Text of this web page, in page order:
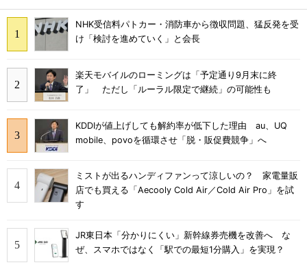
NHK受信料パトカー・消防車から徴収問題、猛反発を受
け「検討を進めていく」と会長
楽天モバイルのローミングは「予定通り9月末に終
了」 ただし「ルーラル限定で継続」の可能性も
KDDIが値上げしても解約率が低下した理由 au、UQ
mobile、povoを循環させ「脱・販促費競争」へ
ミストが出るハンディファンって涼しいの？ 家電量販
店でも買える「Aecooly Cold Air／Cold Air Pro」を試
す
JR東日本「分かりにくい」新幹線券売機を改善へ な
ぜ、スマホではなく「駅での最短1分購入」を実現？